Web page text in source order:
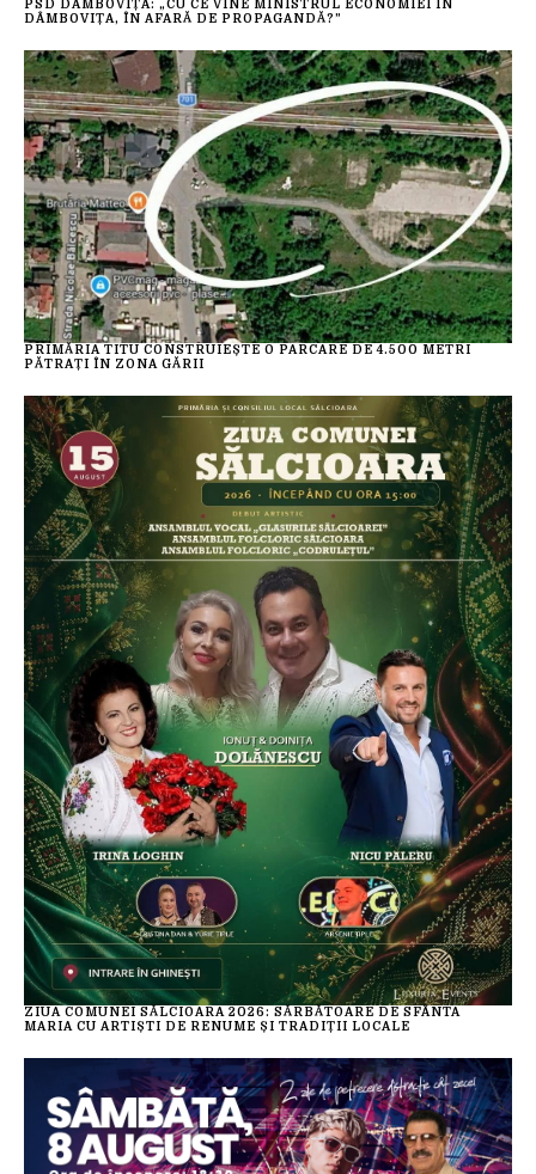
PSD DÂMBOVIȚA: „CU CE VINE MINISTRUL ECONOMIEI ÎN
DÂMBOVIȚA, ÎN AFARĂ DE PROPAGANDĂ?”
PRIMĂRIA TITU CONSTRUIEȘTE O PARCARE DE 4.500 METRI
PĂTRAȚI ÎN ZONA GĂRII
ZIUA COMUNEI SĂLCIOARA 2026: SĂRBĂTOARE DE SFÂNTA
MARIA CU ARTIȘTI DE RENUME ȘI TRADIȚII LOCALE